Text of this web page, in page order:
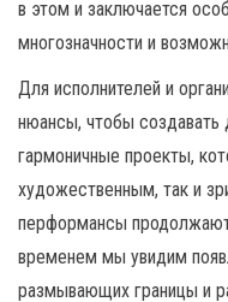
в этом и заключается
многозначности и
Для исполнителей и
нюансы, чтобы создавать
гармоничные проекты,
художественным, так и
перформансы
временем мы увидим
размывающих границы и